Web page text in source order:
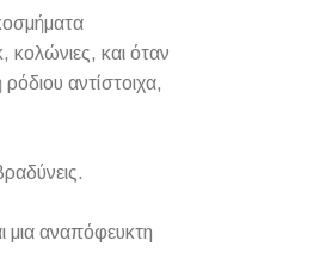
κολώνιες, και όταν
αντίστοιχα,
μια αναπόφευκτη